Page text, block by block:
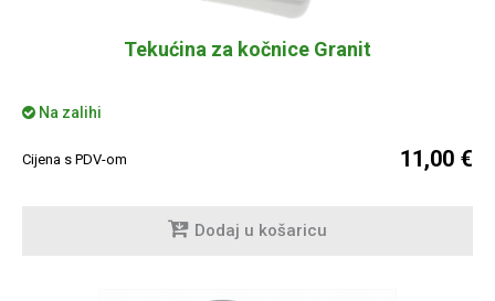
Tekućina za kočnice Granit
Na zalihi
Cijena s PDV-om 11,00 €
Dodaj u košaricu